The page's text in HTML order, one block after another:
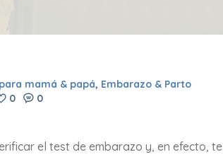
mamá & papá, Embarazo & Parto
0
0
el test de embarazo y, en efecto, te